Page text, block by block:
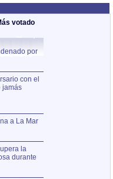
votado
por
con el
jamás
a La Mar
la
durante